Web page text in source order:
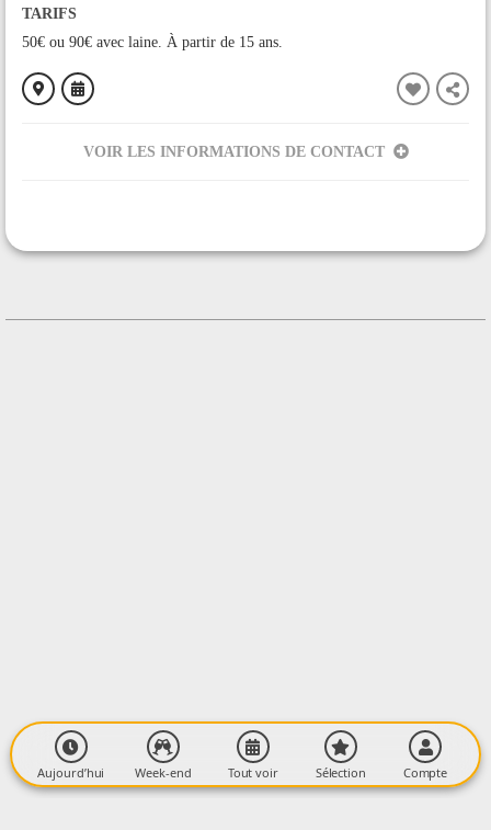
TARIFS
50€ ou 90€ avec laine. À partir de 15 ans.
VOIR LES INFORMATIONS DE CONTACT
CONTACT
Contacter l'organisateur
Aujourd’hui Week-end Tout voir Sélection Compte